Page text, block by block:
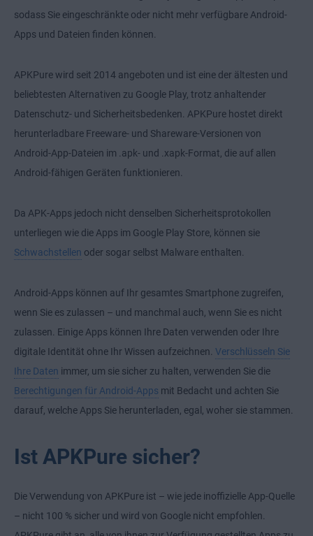
sodass Sie eingeschränkte oder nicht mehr verfügbare Android-
Apps und Dateien finden können.
APKPure wird seit 2014 angeboten und ist eine der ältesten und
beliebtesten Alternativen zu Google Play, trotz anhaltender
Datenschutz- und Sicherheitsbedenken. APKPure hostet direkt
herunterladbare Freeware- und Shareware-Versionen von
Android-App-Dateien im .apk- und .xapk-Format, die auf allen
Android-fähigen Geräten funktionieren.
Da APK-Apps jedoch nicht denselben Sicherheitsprotokollen
unterliegen wie die Apps im Google Play Store, können sie
Schwachstellen oder sogar selbst Malware enthalten.
Android-Apps können auf Ihr gesamtes Smartphone zugreifen,
wenn Sie es zulassen – und manchmal auch, wenn Sie es nicht
zulassen. Einige Apps können Ihre Daten verwenden oder Ihre
digitale Identität ohne Ihr Wissen aufzeichnen. Verschlüsseln Sie
Ihre Daten immer, um sie sicher zu halten, verwenden Sie die
Berechtigungen für Android-Apps mit Bedacht und achten Sie
darauf, welche Apps Sie herunterladen, egal, woher sie stammen.
Ist APKPure sicher?
Die Verwendung von APKPure ist – wie jede inoffizielle App-Quelle
– nicht 100 % sicher und wird von Google nicht empfohlen.